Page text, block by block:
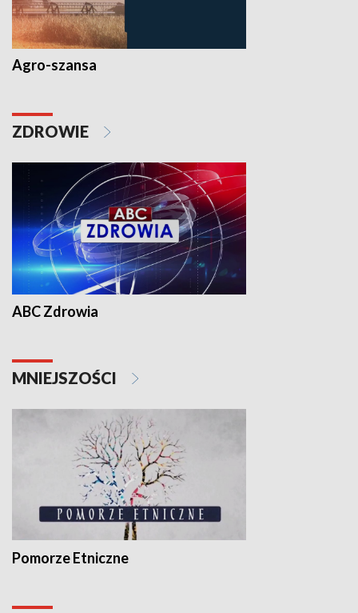
Agro-szansa
ZDROWIE
ABC Zdrowia
MNIEJSZOŚCI
Pomorze Etniczne